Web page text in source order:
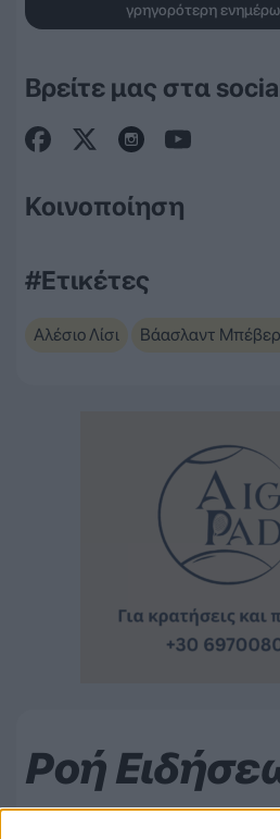
γρηγορότερη
Βρείτε μας στα
Κοινοποίηση
#Ετικέτες
Αλέσιο Λίσι Βάασλαντ
Ροή